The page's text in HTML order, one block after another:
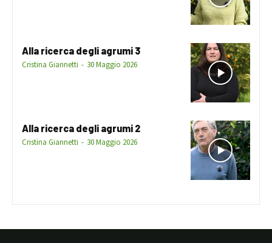
Alla ricerca degli agrumi 3
Cristina Giannetti - 30 Maggio 2026
Alla ricerca degli agrumi 2
Cristina Giannetti - 30 Maggio 2026